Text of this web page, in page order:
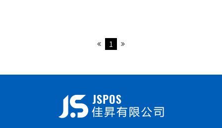
各類耗材
1